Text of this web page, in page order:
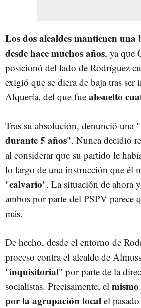
Los dos alcaldes mantienen una
desde hace muchos años, ya que
posicionó del lado de Rodríguez
exigió que se diera de baja tras ser
Alquería, del que fue absuelto
Tras su absolución, denunció una
durante 5 años". Nunca decidió
al considerar que su partido le
lo largo de una instrucción que él
"calvario". La situación de ahora
ambos por parte del PSPV parece
más.
De hecho, desde el entorno de
proceso contra el alcalde de
"inquisitorial" por parte de la
socialistas. Precisamente, el
por la agrupación local el